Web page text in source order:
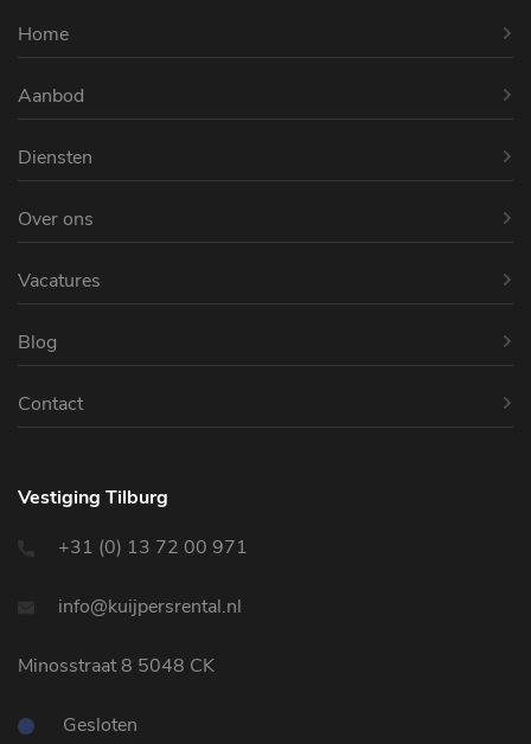
Home
Aanbod
Diensten
Over ons
Vacatures
Blog
Contact
Vestiging Tilburg
+31 (0) 13 72 00 971
info@kuijpersrental.nl
Minosstraat 8 5048 CK
Gesloten